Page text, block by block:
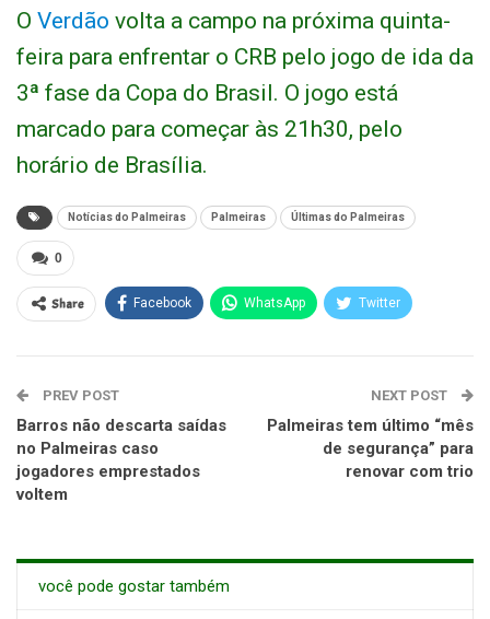
O Verdão volta a campo na próxima quinta-
feira para enfrentar o CRB pelo jogo de ida da
3ª fase da Copa do Brasil. O jogo está
marcado para começar às 21h30, pelo
horário de Brasília.
Notícias do Palmeiras Palmeiras Últimas do Palmeiras
0
Share Facebook WhatsApp Twitter
PREV POST
Barros não descarta saídas
no Palmeiras caso
jogadores emprestados
voltem
NEXT POST
Palmeiras tem último “mês
de segurança” para
renovar com trio
você pode gostar também